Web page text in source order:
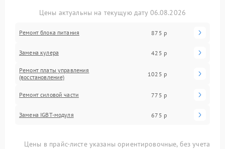
Цены актуальны на текущую дату 06.08.2026
Ремонт блока питания 875 р
Замена кулера 425 р
Ремонт платы управления
(восстановление)
1025 р
Ремонт силовой части 775 р
Замена IGBT-модуля 675 р
Цены в прайс-листе указаны ориентировочные, без учета